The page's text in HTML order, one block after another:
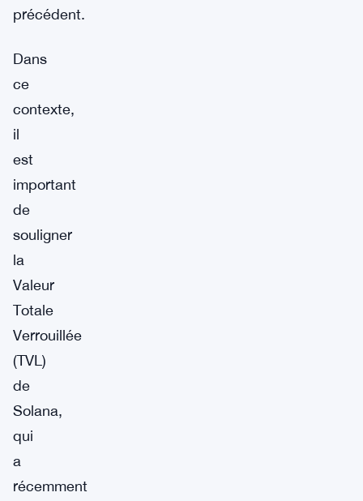
précédent.
Dans
ce
contexte,
il
est
important
de
souligner
la
Valeur
Totale
Verrouillée
(TVL)
de
Solana,
qui
a
récemment